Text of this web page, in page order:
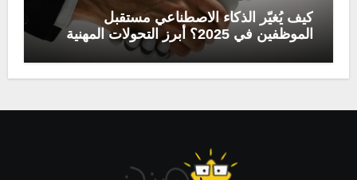
كيف يُغيّر الذكاء الاصطناعي مستقبل
الموظفين في 2025؟ أبرز التحولات المهنية